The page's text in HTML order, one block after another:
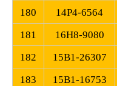
180 14P4-6564
181
16H8-9080
182
15B1-26307
183
15B1-16753